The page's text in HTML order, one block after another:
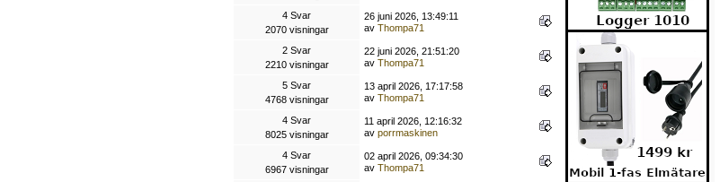
4 Svar
2070 visningar
26 juni 2026, 13:49:11
av Thompa71
2 Svar
2210 visningar
22 juni 2026, 21:51:20
av Thompa71
5 Svar
4768 visningar
13 april 2026, 17:17:58
av Thompa71
4 Svar
8025 visningar
11 april 2026, 12:16:32
av porrmaskinen
4 Svar
6967 visningar
02 april 2026, 09:34:30
av Thompa71